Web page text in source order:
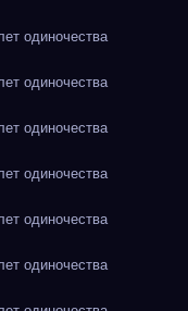
одиночества
одиночества
одиночества
одиночества
одиночества
одиночества